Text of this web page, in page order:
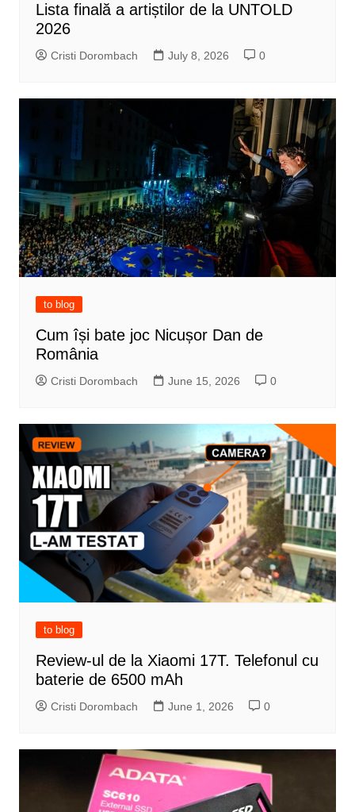
Lista finală a artiștilor de la UNTOLD
2026
Cristi Dorombach July 8, 2026 0
to blog
Cum își bate joc Nicușor Dan de
România
Cristi Dorombach June 15, 2026 0
to blog
Review-ul de la Xiaomi 17T. Telefonul cu
baterie de 6500 mAh
Cristi Dorombach June 1, 2026 0